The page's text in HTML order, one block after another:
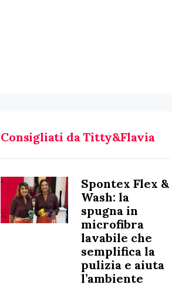
Consigliati da Titty&Flavia
Spontex Flex &
Wash: la
spugna in
microfibra
lavabile che
semplifica la
pulizia e aiuta
l’ambiente